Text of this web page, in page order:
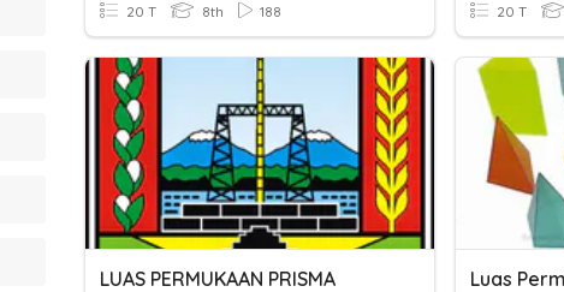
20 T 8th 188 20 T
LUAS PERMUKAAN PRISMA Luas